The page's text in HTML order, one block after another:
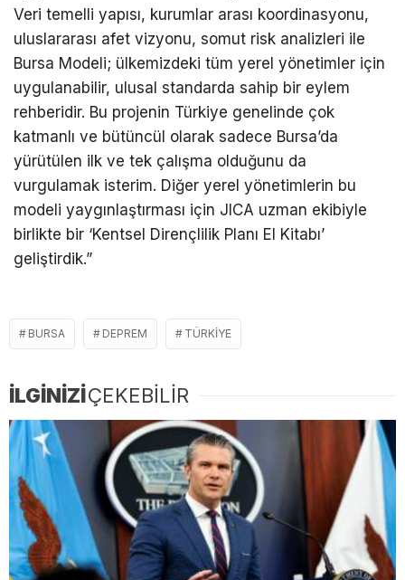
Veri temelli yapısı, kurumlar arası koordinasyonu,
uluslararası afet vizyonu, somut risk analizleri ile
Bursa Modeli; ülkemizdeki tüm yerel yönetimler için
uygulanabilir, ulusal standarda sahip bir eylem
rehberidir. Bu projenin Türkiye genelinde çok
katmanlı ve bütüncül olarak sadece Bursa’da
yürütülen ilk ve tek çalışma olduğunu da
vurgulamak isterim. Diğer yerel yönetimlerin bu
modeli yaygınlaştırması için JICA uzman ekibiyle
birlikte bir ‘Kentsel Dirençlilik Planı El Kitabı’
geliştirdik.”
BURSA DEPREM TÜRKIYE
İLGİNİZİÇEKEBİLİR